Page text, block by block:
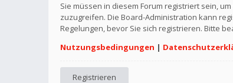
Sie müssen in diesem Forum registriert sein,
zuzugreifen. Die Board-Administration kann
Regelungen, bevor Sie sich registrieren. Bitte
Nutzungsbedingungen |
Registrieren